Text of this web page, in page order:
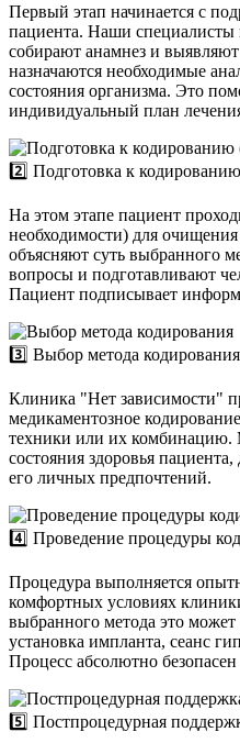
Первый этап начинается с
пациента. Наши специалисты
собирают анамнез и
назначаются необходимые
состояния организма. Это
индивидуальный план
2️⃣ Подготовка к
На этом этапе пациент
необходимости) для
объясняют суть выбранного
вопросы и подготавливают
Пациент подписывает
3️⃣ Выбор метода кодирования
Клиника "Нет зависимости"
медикаментозное
техники или их комбинацию.
состояния здоровья
его личных предпочтений.
4️⃣ Проведение процедуры
Процедура выполняется
комфортных условиях
выбранного метода это
установка импланта, сеанс
Процесс абсолютно
5️⃣ Постпроцедурная